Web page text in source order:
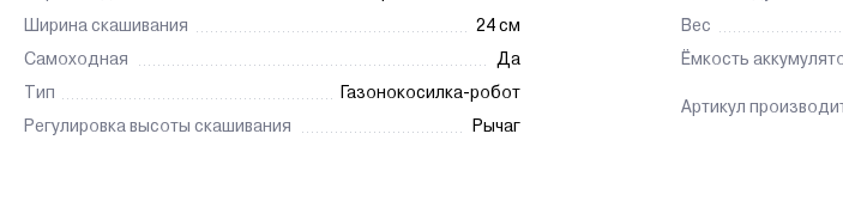
Ширина скашивания
24 см
Самоходная
Да
Тип
Газонокосилка-робот
Регулировка высоты скашивания
Рычаг
Вес
Ёмкость
Артикул